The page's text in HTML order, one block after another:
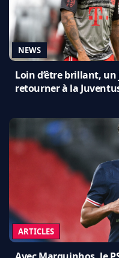
NEWS
Loin d’être brillant,
retourner à la
ARTICLES